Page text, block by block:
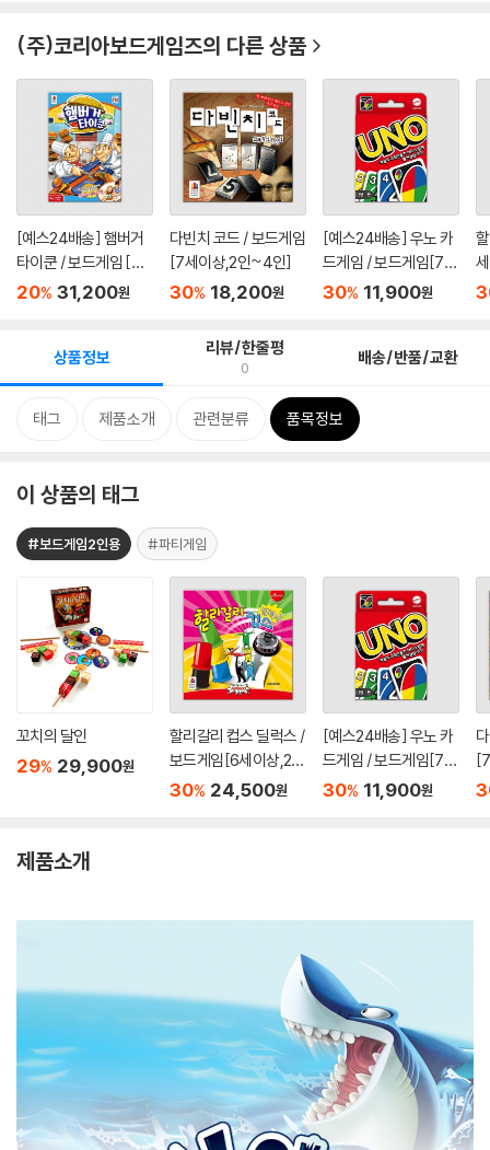
(주)코리아보드게임즈의 다른 상품
[예스24배송] 햄버거
타이쿤 / 보드게임 [만
6세...
20% 31,200원
다빈치 코드 / 보드게임
[7세이상,2인~4인]
30% 18,200원
[예스24배송] 우노 카
드게임 / 보드게임[7세
이상...
30% 11,900원
상품정보 리뷰/한줄평
0 배송/반품/교환
태그 제품소개 관련분류 품목정보
이 상품의 태그
#보드게임2인용 #파티게임
꼬치의 달인
29% 29,900원
할리갈리 컵스 딜럭스 /
보드게임[6세이상,2~
4인]
30% 24,500원
[예스24배송] 우노 카
드게임 / 보드게임[7세
이상,2인~10인]
30% 11,900원
제품소개